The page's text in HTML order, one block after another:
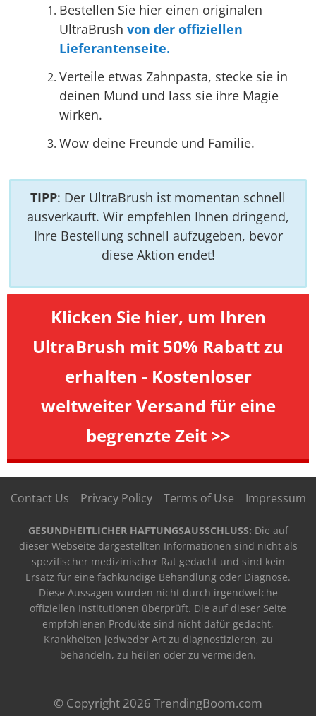
Bestellen Sie hier einen originalen
UltraBrush von der offiziellen
Lieferantenseite.
Verteile etwas Zahnpasta, stecke sie in
deinen Mund und lass sie ihre Magie
wirken.
Wow deine Freunde und Familie.
TIPP: Der UltraBrush ist momentan schnell
ausverkauft. Wir empfehlen Ihnen dringend,
Ihre Bestellung schnell aufzugeben, bevor
diese Aktion endet!
Klicken Sie hier, um Ihren
UltraBrush mit 50% Rabatt zu
erhalten - Kostenloser
weltweiter Versand für eine
begrenzte Zeit >>
Contact Us Privacy Policy Terms of Use Impressum
GESUNDHEITLICHER HAFTUNGSAUSSCHLUSS: Die auf
dieser Webseite dargestellten Informationen sind nicht als
spezifischer medizinischer Rat gedacht und sind kein
Ersatz für eine fachkundige Behandlung oder Diagnose.
Diese Aussagen wurden nicht durch irgendwelche
offiziellen Institutionen überprüft. Die auf dieser Seite
empfohlenen Produkte sind nicht dafür gedacht,
Krankheiten jedweder Art zu diagnostizieren, zu
behandeln, zu heilen oder zu vermeiden.
© Copyright 2026 TrendingBoom.com